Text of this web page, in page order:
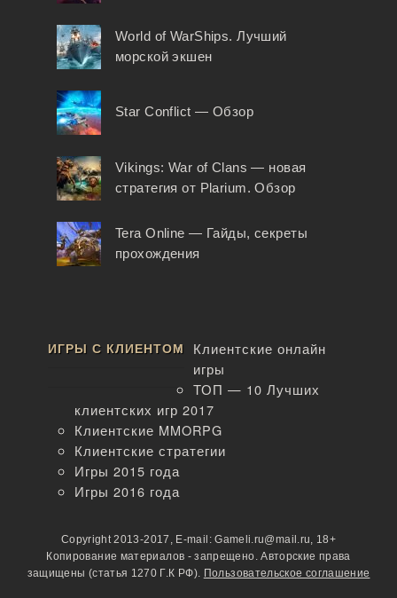
World of WarShips. Лучший
морской экшен
Star Conflict — Обзор
Vikings: War of Clans — новая
стратегия от Plarium. Обзор
Tera Online — Гайды, секреты
прохождения
ИГРЫ С КЛИЕНТОМ Клиентские онлайн
игры
ТОП — 10 Лучших
клиентских игр 2017
Клиентские MMORPG
Клиентские стратегии
Игры 2015 года
Игры 2016 года
Copyright 2013-2017, E-mail: Gameli.ru@mail.ru, 18+
Копирование материалов - запрещено. Авторские права
защищены (статья 1270 Г.К РФ). Пользовательское соглашение